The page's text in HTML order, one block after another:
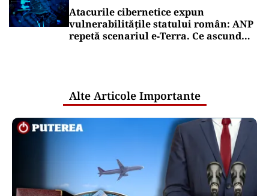
Atacurile cibernetice expun
vulnerabilitățile statului român: ANP
repetă scenariul e‑Terra. Ce ascund
Alte Articole Importante